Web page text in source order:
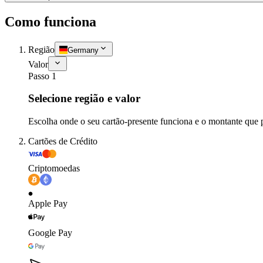
Como funciona
Região Germany
Valor
Passo 1
Selecione região e valor
Escolha onde o seu cartão-presente funciona e o montante que
Cartões de Crédito
Criptomoedas
Apple Pay
Google Pay